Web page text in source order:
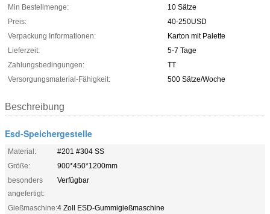
Min Bestellmenge:
10 Sätze
Preis:
40-250USD
Verpackung Informationen:
Karton mit Palette
Lieferzeit:
5-7 Tage
Zahlungsbedingungen:
TT
Versorgungsmaterial-Fähigkeit:
500 Sätze/Woche
Beschreibung
Esd-Speichergestelle
Material:
#201 #304 SS
Größe:
900*450*1200mm
besonders
angefertigt:
Verfügbar
Gießmaschine:4 Zoll ESD-Gummigießmaschine